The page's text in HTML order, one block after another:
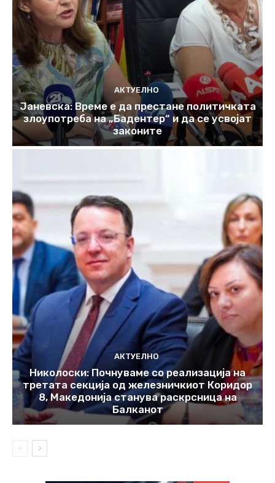
АКТУЕЛНО
Јаневска: Време е да престане политичката
злоупотреба на „Бадентер“ и да се усвојат
законите
АКТУЕЛНО
Николоски: Почнуваме со реализација на
третата секција од железничкиот Коридор
8, Македонија станува раскрсница на
Балканот